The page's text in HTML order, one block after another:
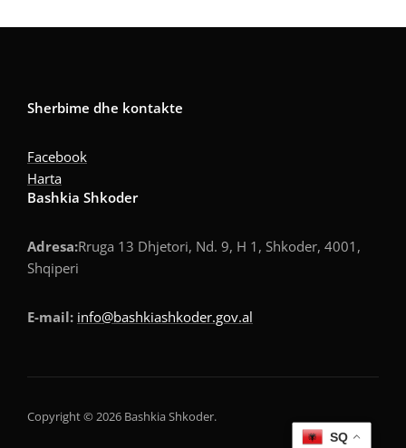
Sherbime dhe kontakte
Facebook
Harta
Bashkia Shkoder
Adresa:Rruga 13 Dhjetori, Nd. 9, H 1, Shkoder, 4001,
Shqiperi
E-mail: info@bashkiashkoder.gov.al
Copyright © 2026 Bashkia Shkoder.
SQ